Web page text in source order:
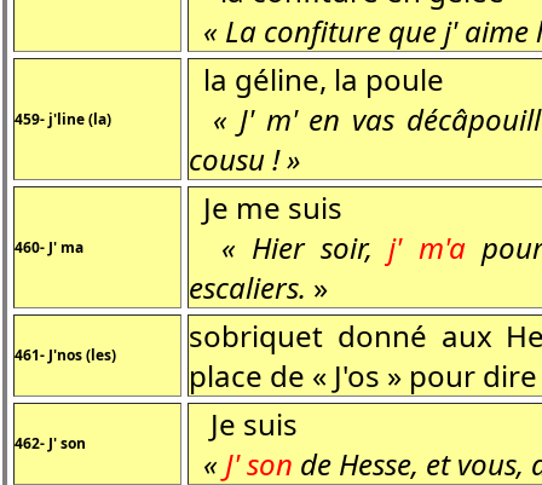
« La confiture que j' aime
459- j'line (la)
la géline, la poule
« J' m' en vas
cousu ! »
460- J' ma
Je me suis
« Hier soir, j' m'a
escaliers. »
461- J'nos (les)
sobriquet donné aux
place de « J'os » pour dire
462- J' son
Je suis
« J' son de Hesse, et